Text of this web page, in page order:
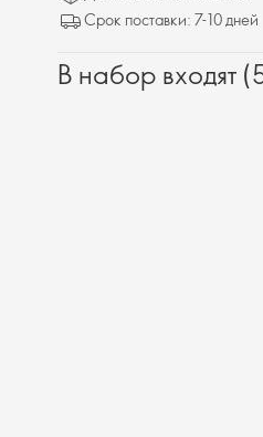
Срок поставки: 7-10 дней
В набор входят